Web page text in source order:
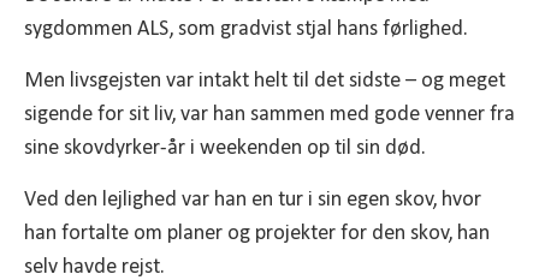
sygdommen ALS, som gradvist stjal hans førlighed.
Men livsgejsten var intakt helt til det sidste – og meget
sigende for sit liv, var han sammen med gode venner fra
sine skovdyrker-år i weekenden op til sin død.
Ved den lejlighed var han en tur i sin egen skov, hvor
han fortalte om planer og projekter for den skov, han
selv havde rejst.